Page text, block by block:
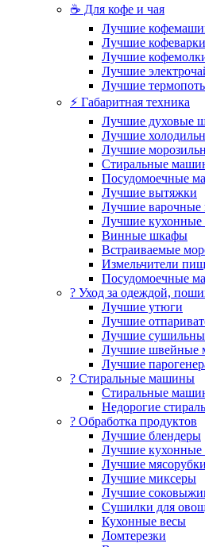
☕ Для кофе и чая
Лучшие
Лучшие кофеварки
Лучшие
Лучшие
Лучшие
⚡ Габаритная техника
Лучшие духовые
Лучшие
Лучшие
Стиральные
Посудомоечные
Лучшие вытяжки
Лучшие варочные
Лучшие кухонные
Винные шкафы
Встраиваемые
Измельчители
Посудомоечные
? Уход за одеждой,
Лучшие утюги
Лучшие
Лучшие
Лучшие швейные
Лучшие
? Стиральные машины
Стиральные
Недорогие
? Обработка продуктов
Лучшие блендеры
Лучшие кухонные
Лучшие мясорубки
Лучшие миксеры
Лучшие
Сушилки для
Кухонные весы
Ломтерезки